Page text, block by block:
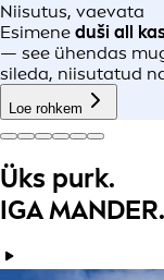
Niisutus, vaevata
Esimene duši all
— see ühendas
sileda, niisutatud
Loe rohkem
Üks purk.
IGA MANDER.